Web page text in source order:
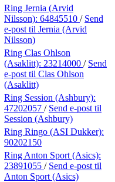
Ring Jernia (Arvid
Nilsson): 64845510 / Send
e-post til Jernia (Arvid
Nilsson)
Ring Clas Ohlson
(Asaklitt): 23214000 / Send
e-post til Clas Ohlson
(Asaklitt)
Ring Session (Ashbury):
47202057 / Send e-post til
Session (Ashbury)
Ring Ringo (ASI Dukker):
90202150
Ring Anton Sport (Asics):
23891055 / Send e-post til
Anton Sport (Asics)